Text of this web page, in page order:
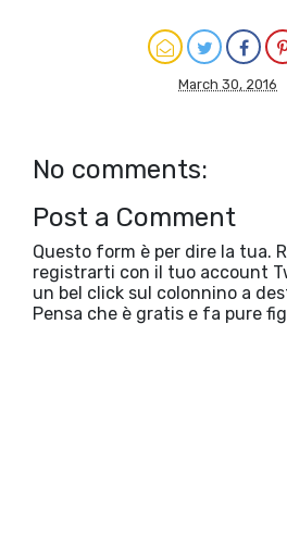
March 30, 2016
No comments:
Post a Comment
Questo form è per dire la tua.
registrarti con il tuo account
un bel click sul colonnino a
Pensa che è gratis e fa pure